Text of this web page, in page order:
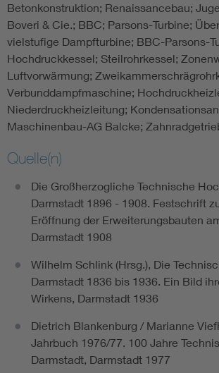
Betonkonstruktion; Renaissancebau;
Boveri & Cie.; BBC; Parsons-Turbine;
vielstufige Dampfturbine; BBC-Parsons-
Hochdruckkessel; Steilrohrkessel;
Luftvorwärmung;
Verbunddampfmaschine;
Niederdruckheizleitung;
Maschinenbau-AG Balcke;
Quelle(n)
Die Großherzogliche Technische
Darmstadt 1896 - 1908. Festschrift
Eröffnung der Erweiterungsbauten
Darmstadt 1908
Wilhelm Schlink (Hrsg.), Die
Darmstadt 1836 bis 1936. Ein Bild
Wirkens, Darmstadt 1936
Dietrich Blankenburg / Marianne
Jahrbuch 1976/77. 100 Jahre
Darmstadt, Darmstadt 1977